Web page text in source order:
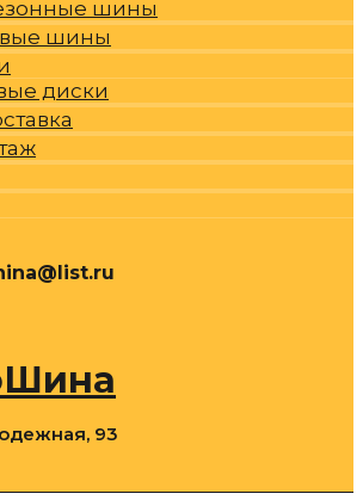
шины
шины
диски
93